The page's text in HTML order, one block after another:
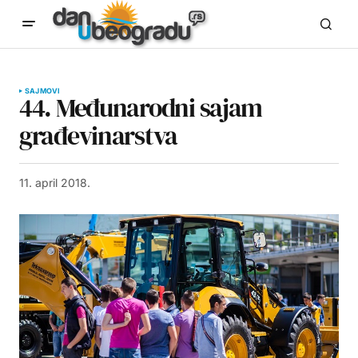
SAJMOVI
44. Međunarodni sajam
građevinarstva
11. april 2018.